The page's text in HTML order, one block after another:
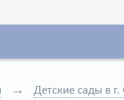
Детские сады в